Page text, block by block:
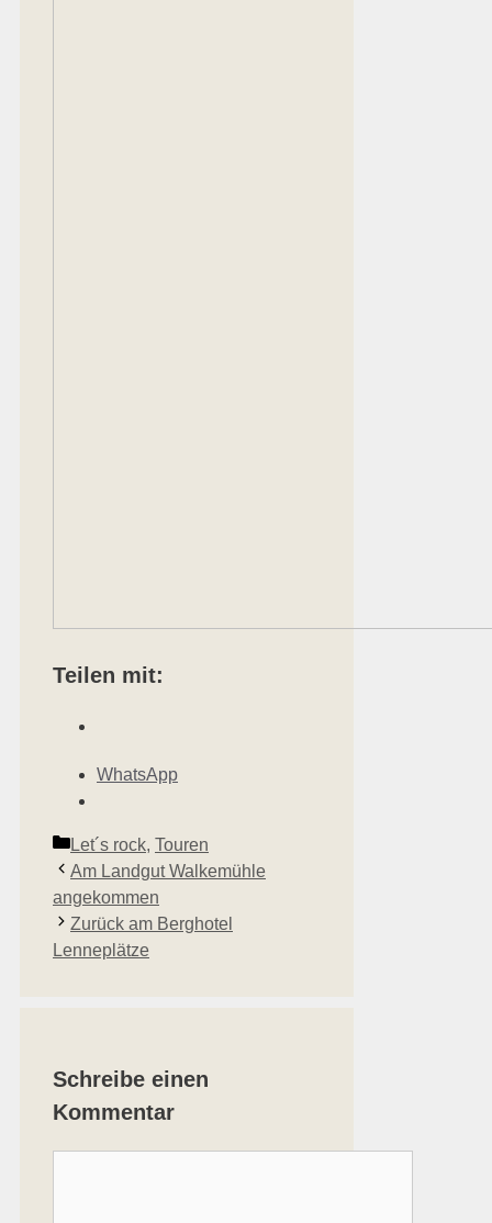
Teilen mit:
WhatsApp
Kategorien
Let´s rock, Touren
Am Landgut Walkemühle
angekommen
Zurück am Berghotel
Lenneplätze
Schreibe einen
Kommentar